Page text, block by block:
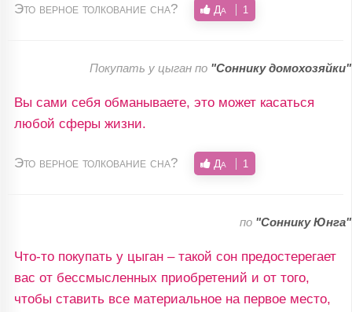
Это верное толкование сна? Да 1
Покупать у цыган по "Соннику домохозяйки"
Вы сами себя обманываете, это может касаться
любой сферы жизни.
Это верное толкование сна? Да 1
по "Соннику Юнга"
Что-то покупать у цыган – такой сон предостерегает
вас от бессмысленных приобретений и от того,
чтобы ставить все материальное на первое место,